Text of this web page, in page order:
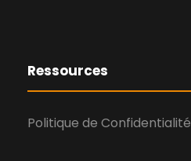
Ressources
Politique de Confidentialité